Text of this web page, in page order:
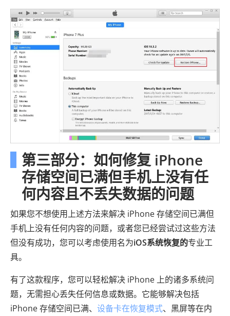
第三部分：如何修复 iPhone
存储空间已满但手机上没有任
何内容且不丢失数据的问题
如果您不想使用上述方法来解决 iPhone 存储空间已满但
手机上没有任何内容的问题，或者您已经尝试过这些方法
但没有成功，您可以考虑使用名为iOS系统恢复的专业工
具。
有了这款程序，您可以轻松解决 iPhone 上的诸多系统问
题，无需担心丢失任何信息或数据。它能够解决包括
iPhone 存储空间已满、 设备卡在恢复模式、黑屏等在内